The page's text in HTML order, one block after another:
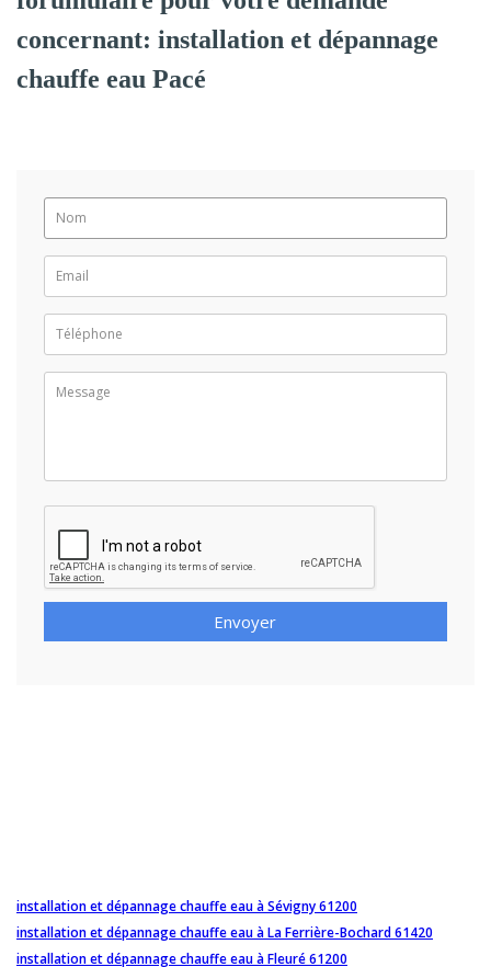
concernant: installation et dépannage
chauffe eau Pacé
Envoyer
installation et dépannage chauffe eau à Sévigny 61200
installation et dépannage chauffe eau à La Ferrière-Bochard 61420
installation et dépannage chauffe eau à Fleuré 61200